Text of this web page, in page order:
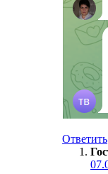
Ответить